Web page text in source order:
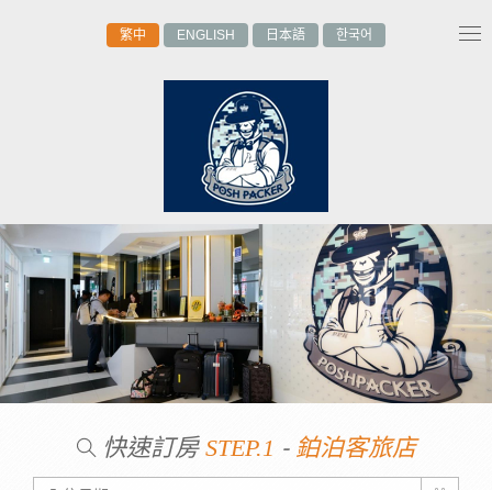
繁中 ENGLISH 日本語 한국어
快速訂房 STEP.1 - 鉑泊客旅店